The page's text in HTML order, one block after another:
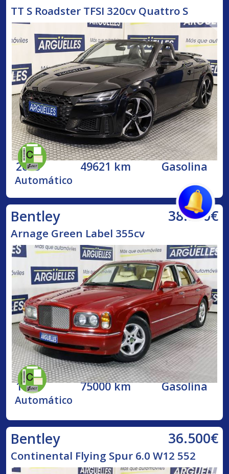
TT S Roadster TFSI 320cv Quattro S
2023 49621 km Gasolina
Automático
Bentley 38.500€
Arnage Green Label 355cv
1998 75000 km Gasolina
Automático
Bentley 36.500€
Continental Flying Spur 6.0 W12 552